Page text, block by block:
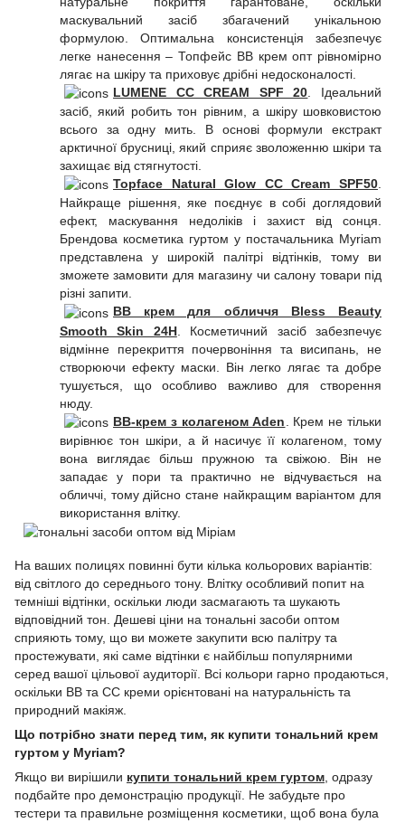
маскувальний засіб збагачений унікальною
формулою. Оптимальна консистенція забезпечує
легке нанесення – Топфейс BB крем опт рівномірно
лягає на шкіру та приховує дрібні недосконалості.
LUMENE CC CREAM SPF 20 . Ідеальний
засіб, який робить тон рівним, а шкіру шовковистою
всього за одну мить. В основі формули екстракт
арктичної брусниці, який сприяє зволоженню шкіри та
захищає від стягнутості.
Topface Natural Glow CC Cream SPF50
Найкраще рішення, яке поєднує в собі доглядовий
ефект, маскування недоліків і захист від сонця.
Брендова косметика гуртом у постачальника Myriam
представлена у широкій палітрі відтінків, тому ви
зможете замовити для магазину чи салону товари під
різні запити.
BB крем для обличчя Bless Beauty
Smooth Skin 24H. Косметичний засіб забезпечує
відмінне перекриття почервоніння та висипань, не
створюючи ефекту маски. Він легко лягає та добре
тушується, що особливо важливо для створення
нюду.
BB-крем з колагеном Aden . Крем не тільки
вирівнює тон шкіри, а й насичує її колагеном, тому
вона виглядає більш пружною та свіжою. Він не
западає у пори та практично не відчувається на
обличчі, тому дійсно стане найкращим варіантом для
використання влітку.
На ваших полицях повинні бути кілька кольорових варіантів:
від світлого до середнього тону. Влітку особливий попит на
темніші відтінки, оскільки люди засмагають та шукають
відповідний тон. Дешеві ціни на тональні засоби оптом
сприяють тому, що ви можете закупити всю палітру та
простежувати, які саме відтінки є найбільш популярними
серед вашої цільової аудиторії. Всі кольори гарно продаються,
оскільки ВВ та СС креми орієнтовані на натуральність та
природний макіяж.
Що потрібно знати перед тим, як купити тональний крем
гуртом у Myriam?
Якщо ви вирішили купити тональний крем гуртом , одразу
подбайте про демонстрацію продукції. Не забудьте про
тестери та правильне розміщення косметики, щоб вона була